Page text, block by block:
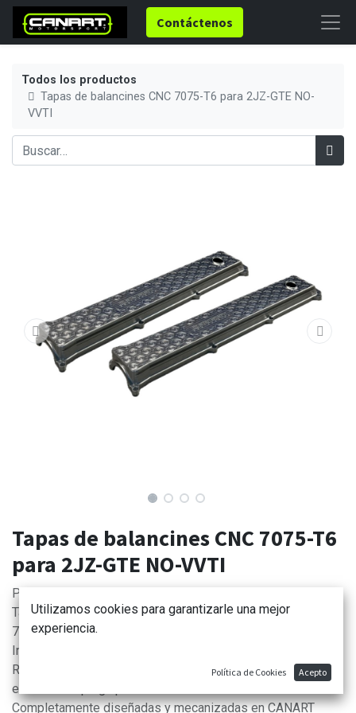
Contáctenos
Todos los productos
Tapas de balancines CNC 7075-T6 para 2JZ-GTE NO-
VVTI
Tapas de balancines CNC 7075-T6
para 2JZ-GTE NO-VVTI
Product Made in Spain:
Tapas para 1JZ VVTI BILLET CNC en Aluminio Aeronáutico
7075-T6
Incluyen hilo tórico para las juntas a culata
Rosca AN12 ORB para tapones, salidas de catchcan o
entradas de purga para cárter seco
Completamente diseñadas y mecanizadas en CANART
Utilizamos cookies para garantizarle una mejor
experiencia.
Política de Cookies Acepto